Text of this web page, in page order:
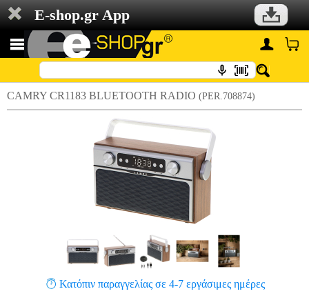
E-shop.gr App
CAMRY CR1183 BLUETOOTH RADIO (PER.708874)
Κατόπιν παραγγελίας σε 4-7 εργάσιμες ημέρες